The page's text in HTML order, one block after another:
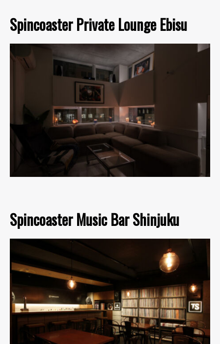
Spincoaster Private Lounge Ebisu
Spincoaster Music Bar Shinjuku